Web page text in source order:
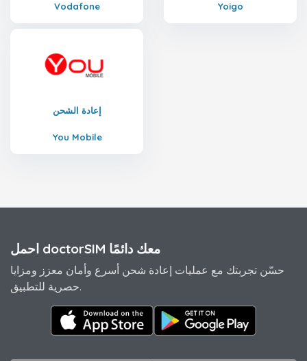
Vodafone Yoigo
إعادة الشحن
You Mobile
احمل doctorSIM معك دائمًا
حسّن تجربتك مع عمليات إعادة شحن أسرع وأمان معزز ومزايا
حصرية للتطبيق.